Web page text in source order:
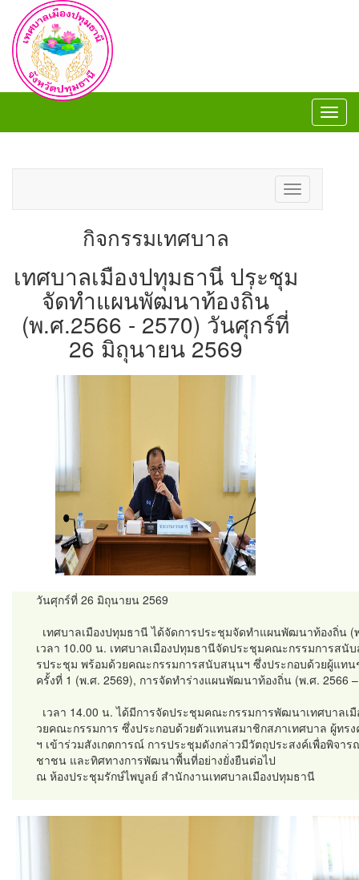
Toggle
navigation
กิจกรรมเทศบาล
เทศบาลเมืองปทุมธานี ประชุม
จัดทำแผนพัฒนาท้องถิ่น
(พ.ศ.2566 - 2570) วันศุกร์ที่
26 มิถุนายน 2569
วันศุกร์ที่ 26 มิถุนายน 2569
เทศบาลเมืองปทุมธานี ได้จัดการประชุมจัดทำแผนพัฒนาท้องถิ่น
เวลา 10.00 น. เทศบาลเมืองปทุมธานีจัดประชุมคณะกรรมการส
รประชุม พร้อมด้วยคณะกรรมการสนับสนุนฯ ซึ่งประกอบด้วยผู้แท
ครั้งที่ 1 (พ.ศ. 2569), การจัดทำร่างแผนพัฒนาท้องถิ่น (พ.ศ. 2566
เวลา 14.00 น. ได้มีการจัดประชุมคณะกรรมการพัฒนาเทศบาล
วยคณะกรรมการ ซึ่งประกอบด้วยตัวแทนสมาชิกสภาเทศบาล ผู้ท
ฯ เข้าร่วมสังเกตการณ์ การประชุมดังกล่าวมีวัตถุประสงค์เพื่อพิจ
ชาชน และทิศทางการพัฒนาพื้นที่อย่างยั่งยืนต่อไป
ณ ห้องประชุมรักษ์ไพบูลย์ สำนักงานเทศบาลเมืองปทุมธานี